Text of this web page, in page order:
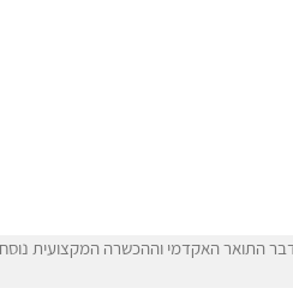
התואר האקדמי וההכשרה המקצועית נוסחו